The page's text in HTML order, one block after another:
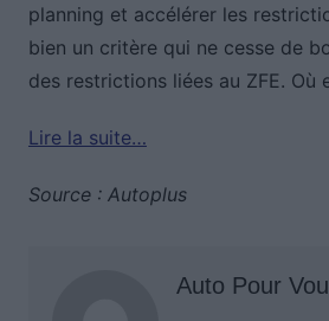
planning et accélérer les
bien un critère qui ne cesse de
des restrictions liées au ZFE. Où
Lire la suite…
Source : Autoplus
Auto Pour